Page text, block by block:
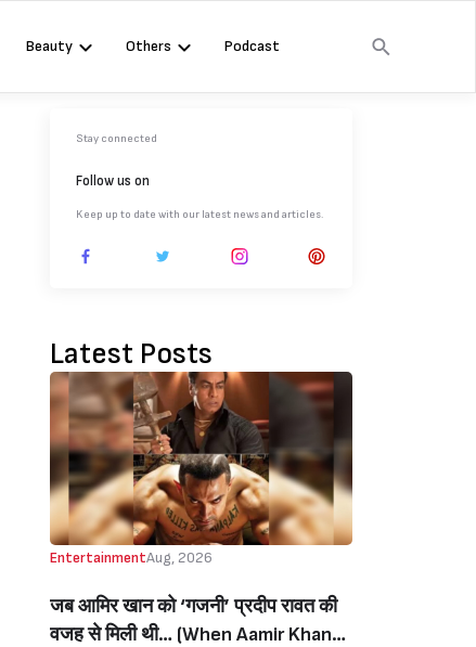
Beauty Others Podcast
Stay connected
Follow us on
Keep up to date with our latest news and articles.
Latest Posts
EntertainmentAug, 2026
जब आमिर खान को ‘गजनी’ प्रदीप रावत की
वजह से मिली थी… (When Aamir Khan